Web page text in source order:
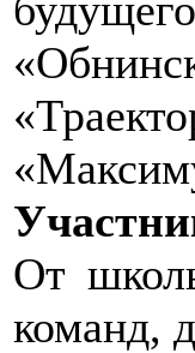
От
команд,